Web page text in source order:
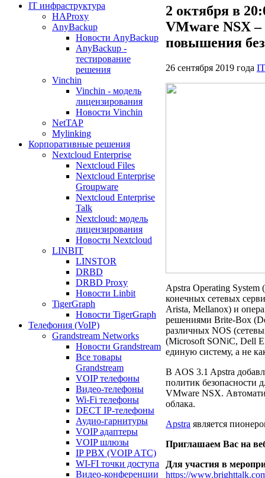
IT инфраструктура
HAProxy
AnyBackup
Новости AnyBackup
AnyBackup -
тестирование
решения
Vinchin
Vinchin - модель
лицензирования
Новости Vinchin
NetTAP
Mylinking
Корпоративные решения
Nextcloud Enterprise
Nextcloud Files
Nextcloud Enterprise
Groupware
Nextcloud Enterprise
Talk
Nextcloud: модель
лицензирования
Новости Nextcloud
LINBIT
LINSTOR
DRBD
DRBD Proxy
Новости Linbit
TigerGraph
Новости TigerGraph
Телефония (VoIP)
Grandstream Networks
Новости Grandstream
Все товары
Grandstream
VOIP телефоны
Видео-телефоны
Wi-Fi телефоны
DECT IP-телефоны
Аудио-гарнитуры
VOIP адаптеры
VOIP шлюзы
IP PBX (VOIP AТС)
WI-FI точки доступа
Видео-конференции
2 октября в
VMware NSX
повышения
26 сентября 2019 года
Apstra Operating
конечных сетевых
Arista, Mellanox) и
решениями Brite-Box
различных NOS
(Microsoft SONiC, Dell
единую систему, а не
В AOS 3.1 Apstra
политик безопасности
VMware NSX.
облака.
Apstra является
Приглашаем Вас на
Для участия в
https://